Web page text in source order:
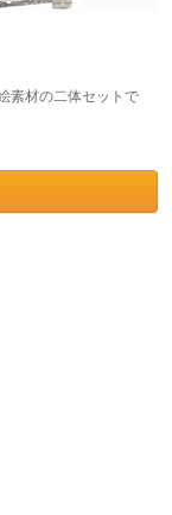
素材の二体セットで